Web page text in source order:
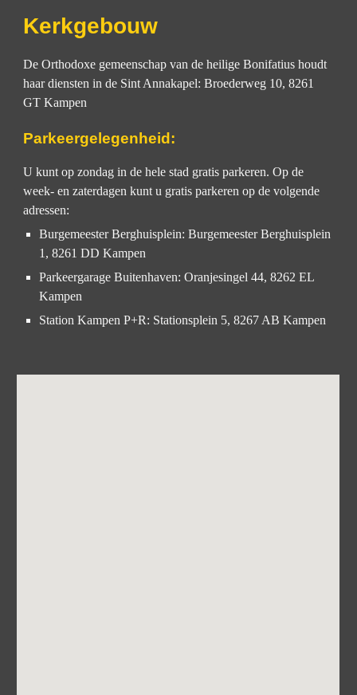
Kerkgebouw
De Orthodoxe gemeenschap van de heilige Bonifatius houdt
haar diensten inde Sint Annakapel: Broederweg 10, 8261
GT Kampen
Parkeergelegenheid:
U kunt op zondag in de hele stad gratis parkeren.Op de
week- en zaterdagen kunt u gratis parkeren op de volgende
adressen:
Burgemeester Berghuisplein: Burgemeester Berghuisplein
1, 8261 DD Kampen
Parkeergarage Buitenhaven: Oranjesingel 44, 8262 EL
Kampen
Station Kampen P+R: Stationsplein 5, 8267 AB Kampen